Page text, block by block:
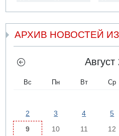
АРХИВ НОВОСТЕЙ
Август
Вс Пн Вт Ср
2
3 4 5
9
10 11 12